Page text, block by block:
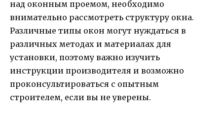
над оконным проемом, необходимо
внимательно рассмотреть структуру окна.
Различные типы окон могут нуждаться в
различных методах и материалах для
установки, поэтому важно изучить
инструкции производителя и возможно
проконсультироваться с опытным
строителем, если вы не уверены.